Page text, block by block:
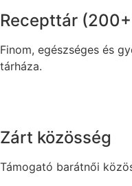
Recepttár
Finom, egészséges és
tárháza.
Zárt közösség
Támogató barátnői